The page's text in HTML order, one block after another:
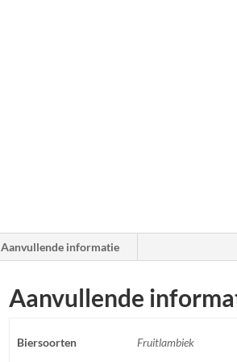
Aanvullende informatie
Aanvullende
Biersoorten Fruitlambiek